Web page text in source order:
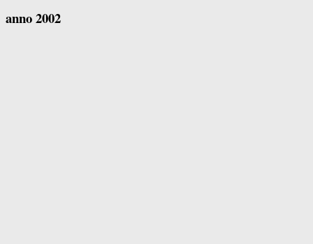
anno 2002